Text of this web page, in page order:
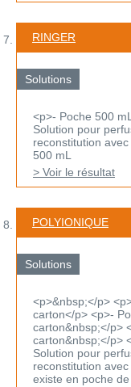
RINGER
Solutions
<p>- Poche 500
Solution pour
reconstitution
500 mL
> Voir le résultat
POLYIONIQUE
Solutions
<p>&nbsp;</p>
carton</p> <p>-
carton&nbsp;</p>
carton&nbsp;</p>
Solution pour
reconstitution
existe en poche